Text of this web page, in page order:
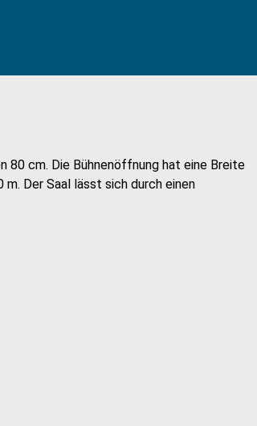
80 cm. Die Bühnenöffnung hat eine Breite
Der Saal lässt sich durch einen